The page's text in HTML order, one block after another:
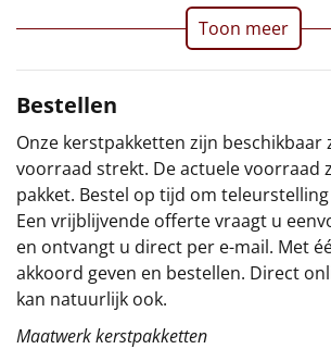
Sinterklaaspakketten
Kerstgeschenken 2026
Relatiegeschenken
Cadeaubon
Per stuk
Toon meer
Bestellen
Onze kerstpakketten zijn beschikbaar
voorraad strekt. De actuele voorraad
pakket. Bestel op tijd om
Een vrijblijvende offerte vraagt u
en ontvangt u direct per e-mail. Met
akkoord geven en bestellen. Direct
kan natuurlijk ook.
Maatwerk kerstpakketten